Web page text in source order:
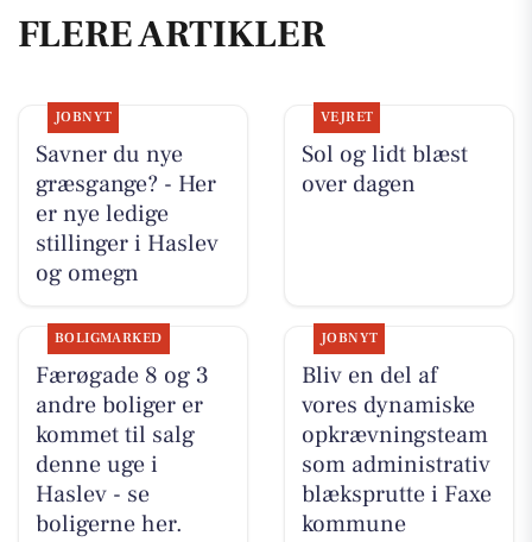
FLERE ARTIKLER
JOBNYT
Savner du nye
græsgange? - Her
er nye ledige
stillinger i Haslev
og omegn
VEJRET
Sol og lidt blæst
over dagen
BOLIGMARKED
Færøgade 8 og 3
andre boliger er
kommet til salg
denne uge i
Haslev - se
boligerne her.
JOBNYT
Bliv en del af
vores dynamiske
opkrævningsteam
som administrativ
blæksprutte i Faxe
kommune